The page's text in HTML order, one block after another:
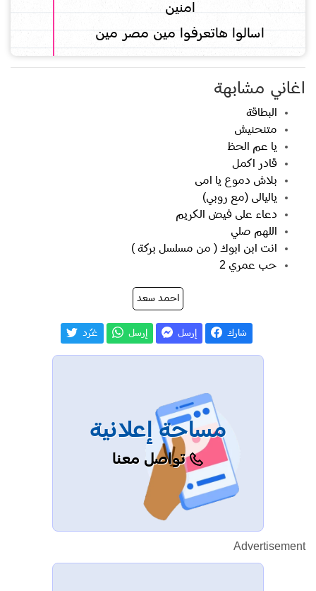
امنين
اسالوا هاتعرفوا مين مصر مين
اغاني مشابهة
البطاقة
متنحنيش
يا عم الحظ
قادر اكمل
بلاش دموع يا امى
ياليالى (مع روبي)
دعاء على فيض الكريم
اللهم صلي
انت ابن ابوك ( من مسلسل بركة )
حب عمري 2
احمد سعد
شارك إرسل إرسل غـّرد
مساحة إعلانية
تواصل معنا
Advertisement